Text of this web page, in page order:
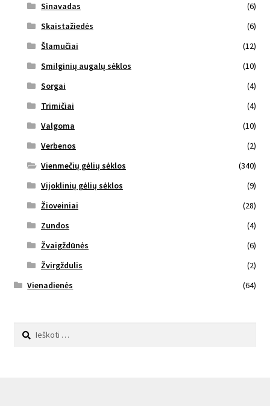
Sinavadas
(6)
Skaistažiedės
(6)
Šlamučiai
(12)
Smilginių augalų sėklos
(10)
Sorgai
(4)
Trimičiai
(4)
Valgoma
(10)
Verbenos
(2)
Vienmečių gėlių sėklos
(340)
Vijoklinių gėlių sėklos
(9)
Žioveiniai
(28)
Zundos
(4)
Žvaigždūnės
(6)
Žvirgždulis
(2)
Vienadienės
(64)
Ieškoti: